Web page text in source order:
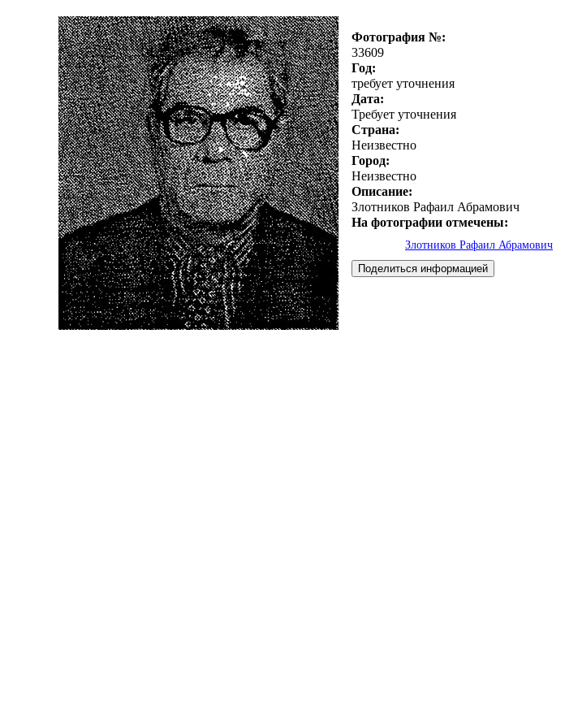
Фотография №:
33609
Год:
требует уточнения
Дата:
Требует уточнения
Страна:
Неизвестно
Город:
Неизвестно
Описание:
Злотников Рафаил Абрамович
На фотографии отмечены:
Злотников Рафаил Абрамович
Поделиться информацией